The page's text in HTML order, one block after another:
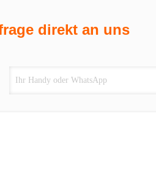
direkt an uns